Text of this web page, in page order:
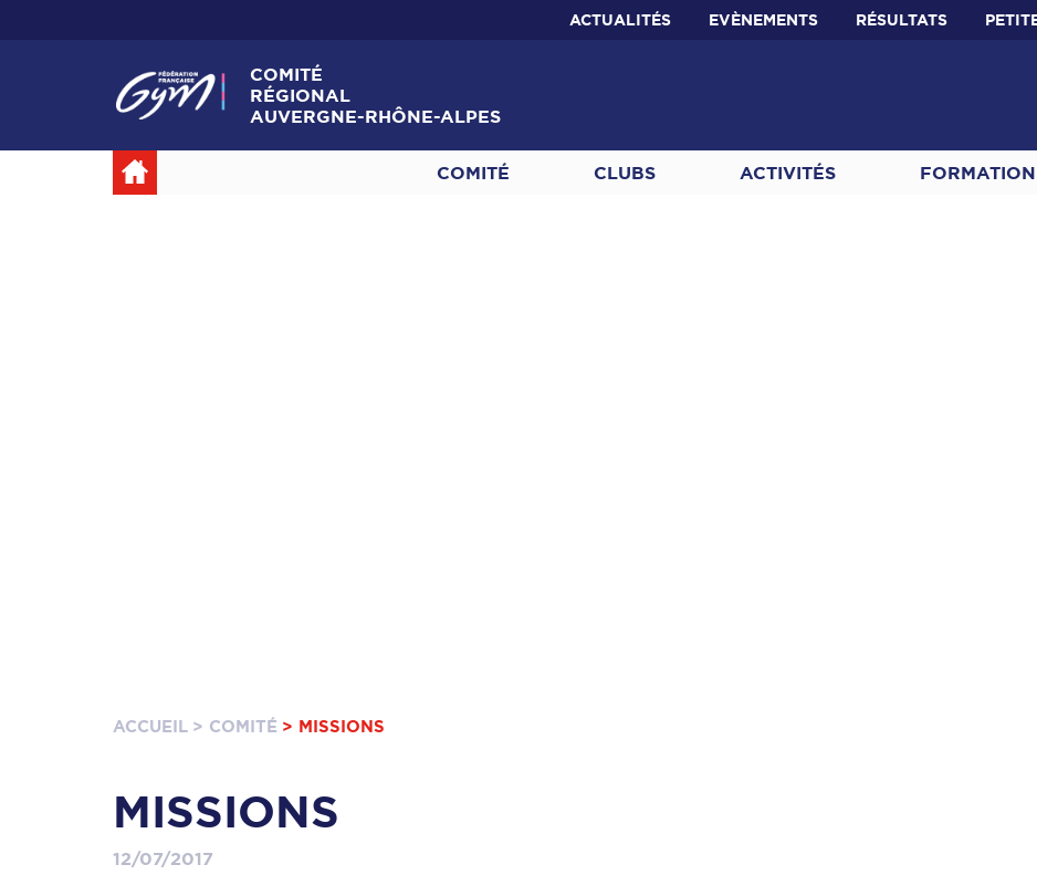
ACTUALITÉS EVÈNEMENTS RÉSULTATS
COMITÉ
RÉGIONAL
AUVERGNE-RHÔNE-ALPES
COMITÉ CLUBS ACTIVITÉS FORMATION
ACCUEIL > COMITÉ > MISSIONS
MISSIONS
12/07/2017